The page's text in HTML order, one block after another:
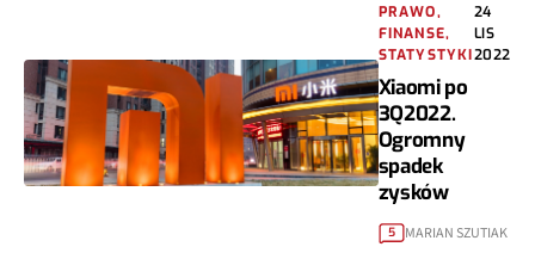
PRAWO,
FINANSE,
STATYSTYKI
24
LIS
2022
Xiaomi po
3Q2022.
Ogromny
spadek
zysków
5 MARIAN SZUTIAK